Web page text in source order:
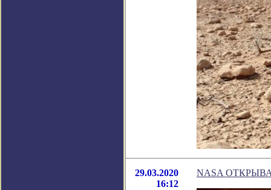
29.03.2020
16:12
NASA